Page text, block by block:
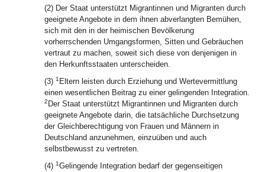
(2) Der Staat unterstützt Migrantinnen und Migranten durch
geeignete Angebote in dem ihnen abverlangten Bemühen,
sich mit den in der heimischen Bevölkerung
vorherrschenden Umgangsformen, Sitten und Gebräuchen
vertraut zu machen, soweit sich diese von denjenigen in
den Herkunftsstaaten unterscheiden.
(3) 1 Eltern leisten durch Erziehung und Wertevermittlung
einen wesentlichen Beitrag zu einer gelingenden Integration.
2 Der Staat unterstützt Migrantinnen und Migranten durch
geeignete Angebote darin, die tatsächliche Durchsetzung
der Gleichberechtigung von Frauen und Männern in
Deutschland anzunehmen, einzuüben und auch
selbstbewusst zu vertreten.
(4) 1Gelingende Integration bedarf der gegenseitigen